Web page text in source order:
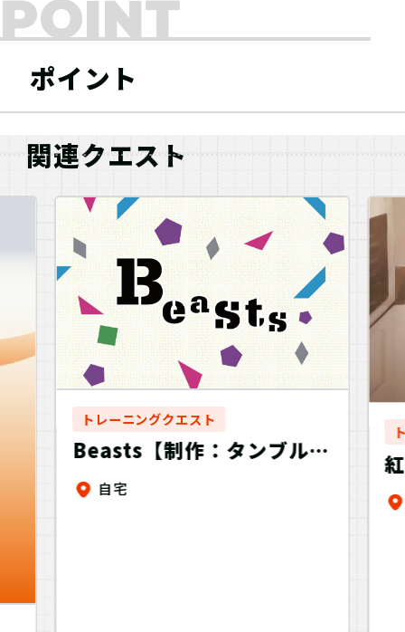
POINT
ポイント
関連クエスト
トレーニングクエスト
Beasts【制作：タンブルウ
ィード】
自宅